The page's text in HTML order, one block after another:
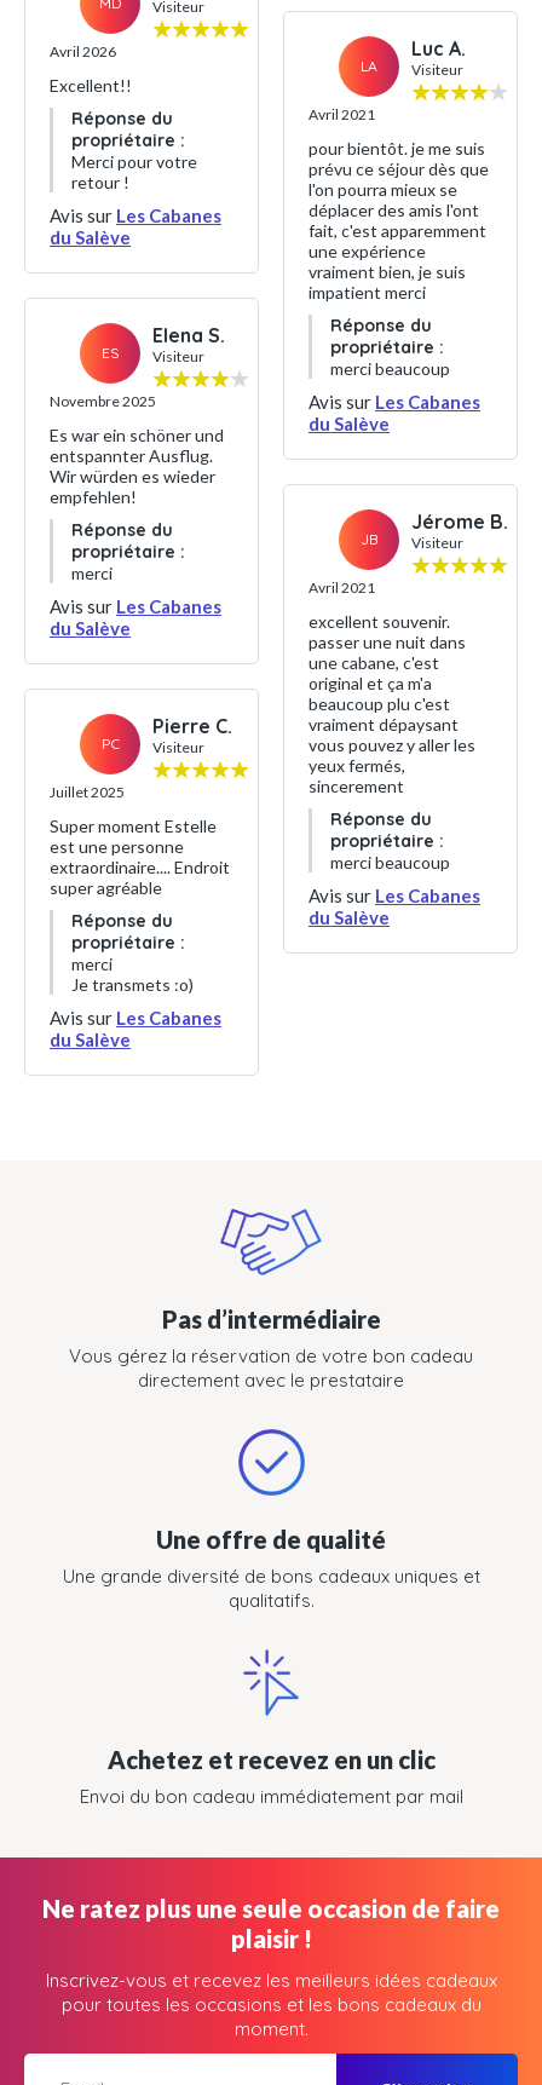
Visiteur
Avril 2026
Excellent!!
Réponse du
propriétaire :
Merci pour votre
retour !
Avis sur Les Cabanes
du Salève
ES
Elena S.
Visiteur
Novembre 2025
Es war ein schöner und
entspannter Ausflug.
Wir würden es wieder
empfehlen!
Réponse du
propriétaire :
merci
Avis sur Les Cabanes
du Salève
PC
Pierre C.
Visiteur
Juillet 2025
Super moment Estelle
est une personne
extraordinaire.... Endroit
super agréable
Réponse du
propriétaire :
merci
Je transmets :o)
Avis sur Les Cabanes
du Salève
LA
Luc A.
Visiteur
Avril 2021
pour bientôt. je me suis
prévu ce séjour dès que
l'on pourra mieux se
déplacer des amis l'ont
fait, c'est apparemment
une expérience
vraiment bien, je suis
impatient merci
Réponse du
propriétaire :
merci beaucoup
Avis sur Les Cabanes
du Salève
JB
Jérome B.
Visiteur
Avril 2021
excellent souvenir.
passer une nuit dans
une cabane, c'est
original et ça m'a
beaucoup plu c'est
vraiment dépaysant
vous pouvez y aller les
yeux fermés,
sincerement
Réponse du
propriétaire :
merci beaucoup
Avis sur Les Cabanes
du Salève
Pas d’intermédiaire
Vous gérez la réservation de votre bon cadeau
directement avec le prestataire
Une offre de qualité
Une grande diversité de bons cadeaux uniques et
qualitatifs.
Achetez et recevez en un clic
Envoi du bon cadeau immédiatement par mail
Ne ratez plus une seule occasion de faire
plaisir !
Inscrivez-vous et recevez les meilleurs idées cadeaux
pour toutes les occasions et les bons cadeaux du
moment.